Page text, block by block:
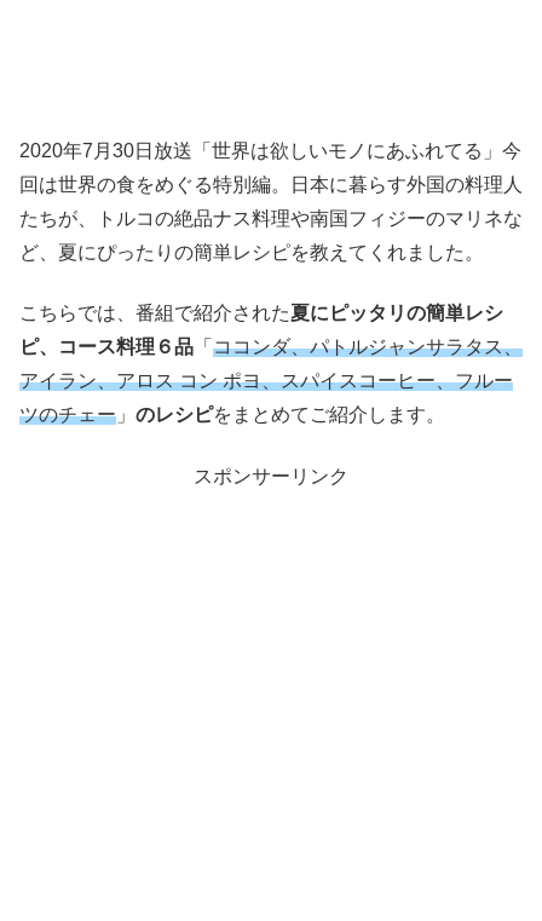
2020年7月30日放送「世界は欲しいモノにあふれてる」今
回は世界の食をめぐる特別編。日本に暮らす外国の料理人
たちが、トルコの絶品ナス料理や南国フィジーのマリネな
ど、夏にぴったりの簡単レシピを教えてくれました。
こちらでは、番組で紹介された夏にピッタリの簡単レシ
ピ、コース料理６品 「 ココンダ、パトルジャンサラタス、
アイラン、アロス コン ポヨ、スパイスコーヒー、フルー
ツのチェー 」 のレシピをまとめてご紹介します。
スポンサーリンク